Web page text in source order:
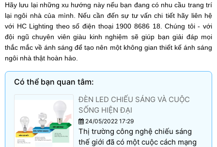
Hãy lưu lại những xu hướng này nếu bạn đang có nhu cầu trang trí
lại ngôi nhà của mình. Nếu cần đến sự tư vấn chi tiết hãy liên hệ
với HC Lighting theo số điện thoại 1900 8686 18. Chúng tôi - với
đội ngũ chuyên viên giàu kinh nghiệm sẽ giúp bạn giải đáp mọi
thắc mắc về ánh sáng để tạo nên một không gian thiết kế ánh sáng
ngôi nhà thật hoàn hảo.
Có thể bạn quan tâm:
ĐÈN LED CHIẾU SÁNG VÀ CUỘC
SỐNG HIỆN ĐẠI
24/05/2022 17:29
Thị trường công nghệ chiếu sáng
thế giới đã có một cuộc cách mạng